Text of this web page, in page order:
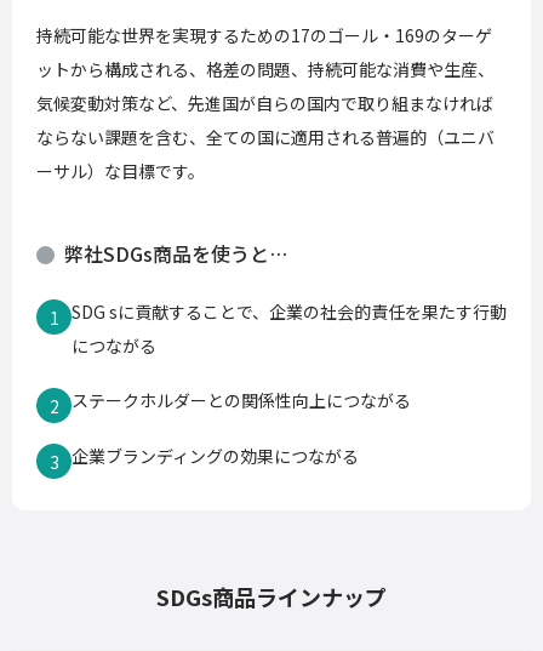
持続可能な世界を実現するための17のゴール・169のターゲ
ットから構成される、格差の問題、持続可能な消費や生産、
気候変動対策など、先進国が自らの国内で取り組まなければ
ならない課題を含む、全ての国に適用される普遍的（ユニバ
ーサル）な目標です。
弊社SDGs商品を使うと…
1 SDG sに貢献することで、企業の社会的責任を果たす行動
につながる
2 ステークホルダーとの関係性向上につながる
3 企業ブランディングの効果につながる
SDGs商品ラインナップ